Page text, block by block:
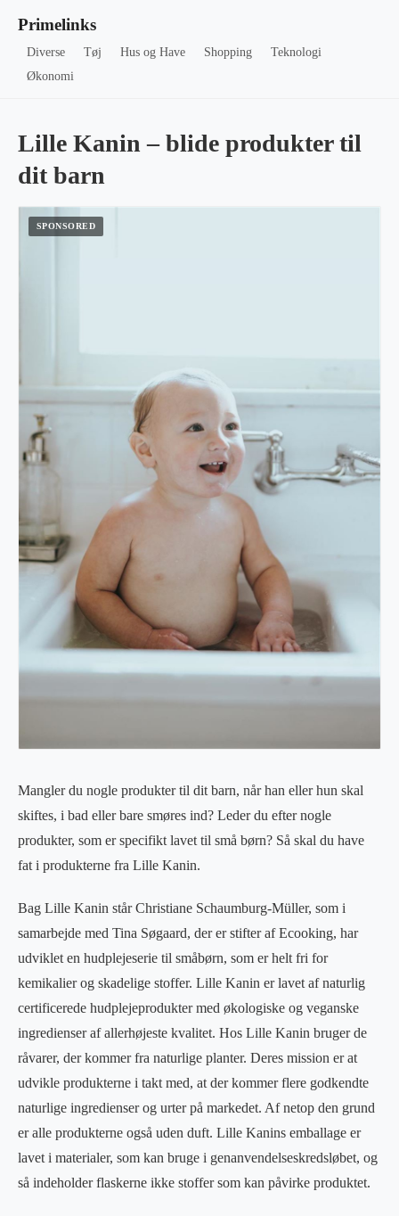
Primelinks
Diverse Tøj Hus og Have Shopping
Teknologi
Økonomi
Lille Kanin – blide produkter til
dit barn
Mangler du nogle produkter til dit barn, når han eller hun skal
skiftes, i bad eller bare smøres ind? Leder du efter nogle
produkter, som er specifikt lavet til små børn? Så skal du have
fat i produkterne fra Lille Kanin.
Bag Lille Kanin står Christiane Schaumburg-Müller, som i
samarbejde med Tina Søgaard, der er stifter af Ecooking, har
udviklet en hudplejeserie til småbørn, som er helt fri for
kemikalier og skadelige stoffer. Lille Kanin er lavet af naturlig
certificerede hudplejeprodukter med økologiske og veganske
ingredienser af allerhøjeste kvalitet. Hos Lille Kanin bruger de
råvarer, der kommer fra naturlige planter. Deres mission er at
udvikle produkterne i takt med, at der kommer flere godkendte
naturlige ingredienser og urter på markedet. Af netop den grund
er alle produkterne også uden duft. Lille Kanins emballage er
lavet i materialer, som kan bruge i genanvendelseskredsløbet, og
så indeholder flaskerne ikke stoffer som kan påvirke produktet.